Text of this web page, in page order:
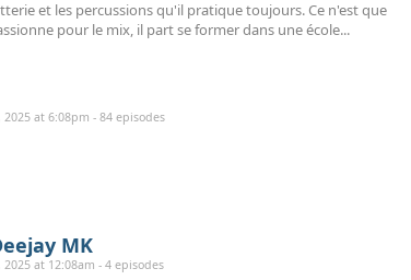
et les percussions qu'il pratique toujours. Ce n'est que
pour le mix, il part se former dans une école...
at 6:08pm - 84 episodes
MK
at 12:08am - 4 episodes